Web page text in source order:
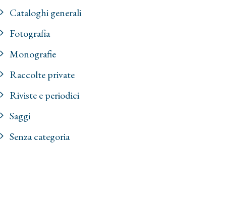
Cataloghi generali
Fotografia
Monografie
Raccolte private
Riviste e periodici
Saggi
Senza categoria